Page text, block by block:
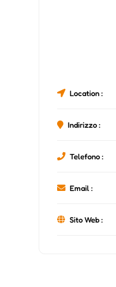
Location :
Indirizzo :
Telefono :
Email :
Sito Web :